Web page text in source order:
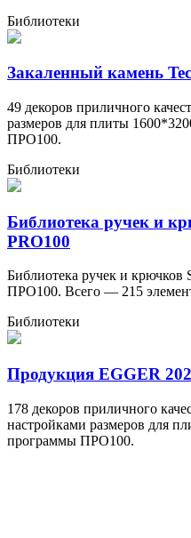
Библиотеки
Закаленный камень
49 декоров приличного
размеров для плиты
ПРО100.
Библиотеки
Библиотека ручек и
PRO100
Библиотека ручек и
ПРО100. Всего — 215
Библиотеки
Продукция EGGER
178 декоров приличного
настройками размеров для
программы ПРО100.